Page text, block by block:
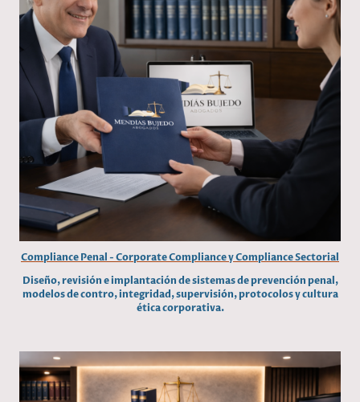
Compliance Penal - Corporate Compliance y Compliance Sectorial
Diseño, revisión e implantación de sistemas de prevención penal,
modelos de contro, integridad, supervisión, protocolos y cultura
ética corporativa.